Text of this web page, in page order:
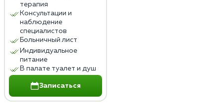
терапия
Консультации и
наблюдение
специалистов
Больничный лист
Индивидуальное
питание
В палате туалет и душ
Записаться